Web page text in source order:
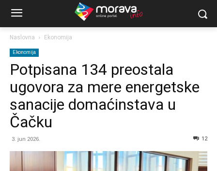
Naslovna Ekonomija
Ekonomija
Potpisana 134 preostala
ugovora za mere energetske
sanacije domaćinstava u
Čačku
3. jun 2026. 12